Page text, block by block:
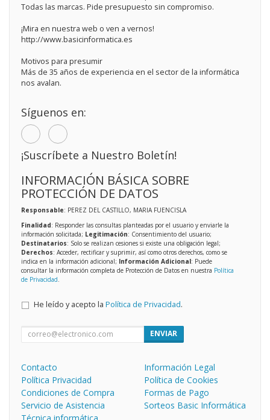
Todas las marcas. Pide presupuesto sin compromiso.
¡Mira en nuestra web o ven a vernos!
http://www.basicinformatica.es
Motivos para presumir
Más de 35 años de experiencia en el sector de la informática
nos avalan.
Síguenos en:
¡Suscríbete a Nuestro Boletín!
INFORMACIÓN BÁSICA SOBRE
PROTECCIÓN DE DATOS
Responsable: PEREZ DEL CASTILLO, MARIA FUENCISLA
Finalidad: Responder las consultas planteadas por el usuario y enviarle la
información solicitada; Legitimación: Consentimiento del usuario;
Destinatarios: Solo se realizan cesiones si existe una obligación legal;
Derechos: Acceder, rectificar y suprimir, así como otros derechos, como se
indica en la información adicional; Información Adicional: Puede
consultar la información completa de Protección de Datos en nuestra Política
de Privacidad
He leído y acepto la Política de Privacidad.
ENVIAR
Contacto
Información Legal
Política Privacidad
Política de Cookies
Condiciones de Compra
Formas de Pago
Servicio de Asistencia
Técnica informática.
Sorteos Basic Informática